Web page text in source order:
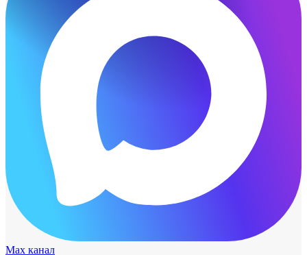
Max канал